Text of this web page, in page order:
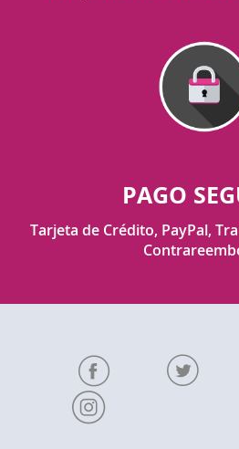
PAGO
Tarjeta de Crédito, PayPal,